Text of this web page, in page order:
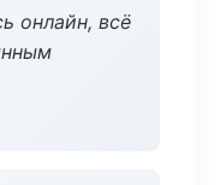
онлайн, всё